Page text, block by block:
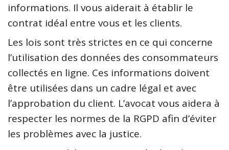
informations. Il vous aiderait à établir le
contrat idéal entre vous et les clients.
Les lois sont très strictes en ce qui concerne
l’utilisation des données des consommateurs
collectés en ligne. Ces informations doivent
être utilisées dans un cadre légal et avec
l’approbation du client. L’avocat vous aidera à
respecter les normes de la RGPD afin d’éviter
les problèmes avec la justice.